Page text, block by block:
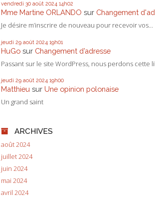
vendredi 30 août 2024 14h02
Mme Martine ORLANDO sur Changement
Je désire m’inscrire de nouveau pour recevoir vos...
jeudi 29 août 2024 19h01
HuGo sur Changement d’adresse
Passant sur le site WordPress, nous perdons cette
jeudi 29 août 2024 19h00
Matthieu sur Une opinion polonaise
Un grand saint
ARCHIVES
août 2024
juillet 2024
juin 2024
mai 2024
avril 2024